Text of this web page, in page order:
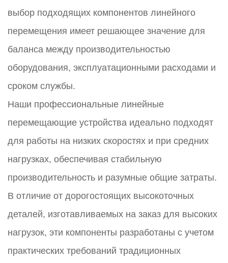
выбор подходящих компонентов линейного
перемещения имеет решающее значение для
баланса между производительностью
оборудования, эксплуатационными расходами и
сроком службы.
Наши профессиональные линейные
перемещающие устройства идеально подходят
для работы на низких скоростях и при средних
нагрузках, обеспечивая стабильную
производительность и разумные общие затраты.
В отличие от дорогостоящих высокоточных
деталей, изготавливаемых на заказ для высоких
нагрузок, эти компоненты разработаны с учетом
практических требований традиционных